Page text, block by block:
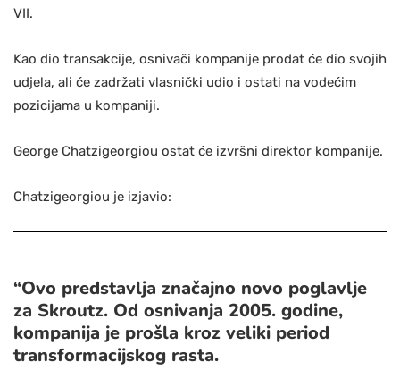
VII.
Kao dio transakcije, osnivači kompanije prodat će dio svojih
udjela, ali će zadržati vlasnički udio i ostati na vodećim
pozicijama u kompaniji.
George Chatzigeorgiou ostat će izvršni direktor kompanije.
Chatzigeorgiou je izjavio:
“Ovo predstavlja značajno novo poglavlje
za Skroutz. Od osnivanja 2005. godine,
kompanija je prošla kroz veliki period
transformacijskog rasta.